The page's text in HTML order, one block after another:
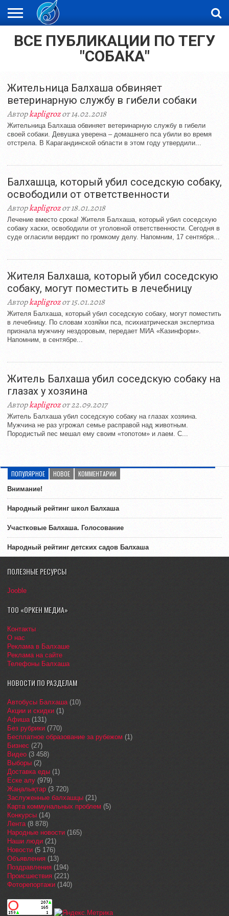
ЖАҢАЛЫҚТАР
НОВОСТИ
ВИДЕО
ФОТОРЕПОРТАЖИ
ОРКЕН
ВСЕ ПУБЛИКАЦИИ ПО ТЕГУ
"СОБАКА"
Жительница Балхаша обвиняет
ветеринарную службу в гибели собаки
Авторkapligrozот 14.02.2018
Жительница Балхаша обвиняет ветеринарную службу в гибели
своей собаки. Девушка уверена – домашнего пса убили во время
отстрела. В Карагандинской области в этом году утвердили...
Балхашца, который убил соседскую собаку,
освободили от ответственности
Авторkapligrozот 18.01.2018
Лечение вместо срока! Жителя Балхаша, который убил соседскую
собаку хаски, освободили от уголовной ответственности. Сегодня в
суде огласили вердикт по громкому делу. Напомним, 17 сентября...
Жителя Балхаша, который убил соседскую
собаку, могут поместить в лечебницу
Авторkapligrozот 15.01.2018
Жителя Балхаша, который убил соседскую собаку, могут поместить
в лечебницу. По словам хозяйки пса, психиатрическая экспертиза
признала мужчину нездоровым, передает МИА «Казинформ».
Напомним, в сентябре...
Житель Балхаша убил соседскую собаку на
глазах у хозяина
Авторkapligrozот 22.09.2017
Житель Балхаша убил соседскую собаку на глазах хозяина.
Мужчина не раз угрожал семье расправой над животным.
Породистый пес мешал ему своим «топотом» и лаем. С...
ПОПУЛЯРНОЕ НОВОЕ КОММЕНТАРИИ
Внимание!
Народный рейтинг школ Балхаша
Участковые Балхаша. Голосование
Народный рейтинг детских садов Балхаша
ПОЛЕЗНЫЕ РЕСУРСЫ
Jooble
ТОО «ОРКЕН МЕДИА»
Контакты
О нас
Реклама в Балхаше
Реклама на сайте
Телефоны Балхаша
НОВОСТИ ПО РАЗДЕЛАМ
Автобусы Балхаша(10)
Акции и скидки (1)
Афиша(131)
Без рубрики (770)
Бесплатное образование за рубежом (1)
Бизнес (27)
Видео (3 458)
Выборы (2)
Доставка еды (1)
Еске алу (979)
Жаңалықтар (3 720)
Заслуженные балхашцы (21)
Карта коммунальных проблем (5)
Конкурсы (14)
Лента(8 878)
Народные новости (165)
Наши люди (21)
Новости (5 176)
Объявления (13)
Поздравления (194)
Происшествия (221)
Фоторепортажи (140)